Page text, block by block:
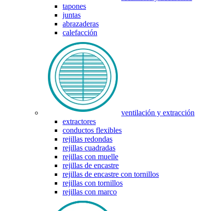
tapones
juntas
abrazaderas
calefacción
ventilación y extracción
extractores
conductos flexibles
rejillas redondas
rejillas cuadradas
rejillas con muelle
rejillas de encastre
rejillas de encastre con tornillos
rejillas con tornillos
rejillas con marco